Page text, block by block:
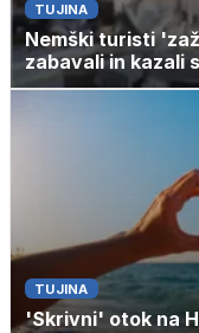
TUJINA
Nemški turisti
zabavali in kazali
TUJINA
'Skrivni' otok na